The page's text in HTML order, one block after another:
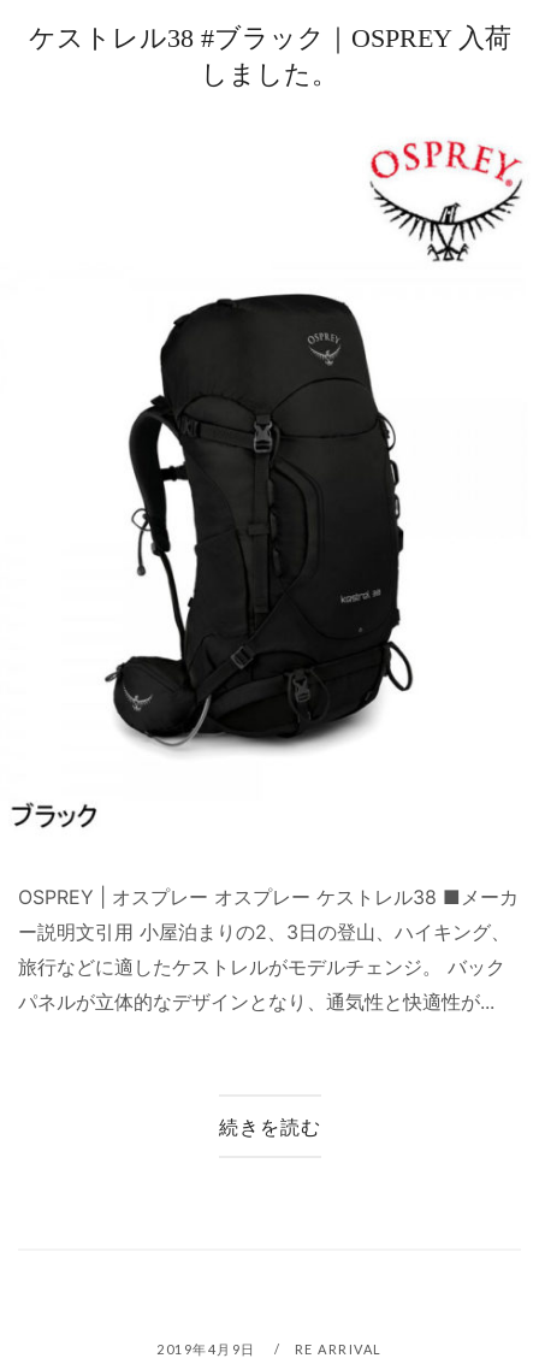
ケストレル38 #ブラック｜OSPREY 入荷
しました。
OSPREY | オスプレー オスプレー ケストレル38 ■メーカ
ー説明文引用 小屋泊まりの2、3日の登山、ハイキング、
旅行などに適したケストレルがモデルチェンジ。 バック
パネルが立体的なデザインとなり、通気性と快適性が...
続きを読む
2019年4月9日 RE ARRIVAL